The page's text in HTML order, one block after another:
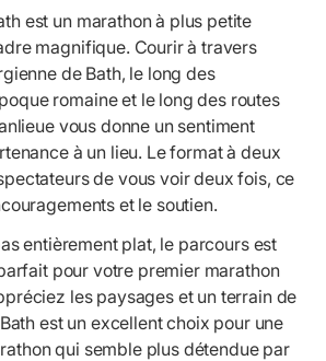
est un marathon à plus petite
magnifique. Courir à travers
de Bath, le long des
romaine et le long des routes
vous donne un sentiment
à un lieu. Le format à deux
de vous voir deux fois, ce
et le soutien.
entièrement plat, le parcours est
pour votre premier marathon
les paysages et un terrain de
est un excellent choix pour une
qui semble plus détendue par